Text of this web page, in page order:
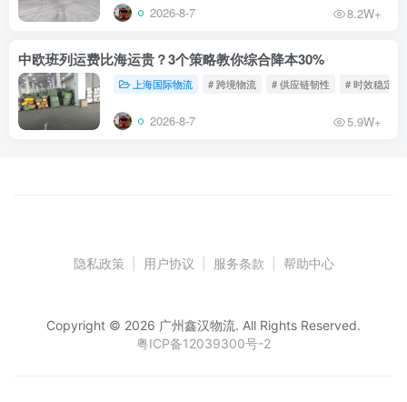
2026-8-7 8.2W+
中欧班列运费比海运贵？3个策略教你综合降本30%
上海国际物流 # 跨境物流 # 供应链韧性 # 时效稳定
2026-8-7 5.9W+
隐私政策 用户协议 服务条款 帮助中心
Copyright © 2026 广州鑫汉物流. All Rights Reserved.
粤ICP备12039300号-2